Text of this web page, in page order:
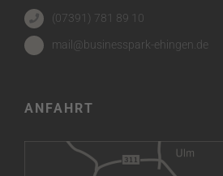
(07391) 781 89 10
mail@businesspark-ehingen.de
ANFAHRT